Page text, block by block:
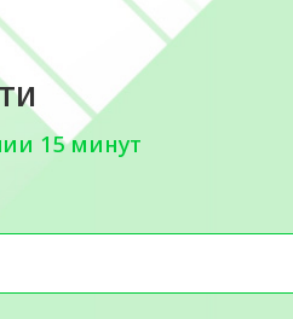
15 минут